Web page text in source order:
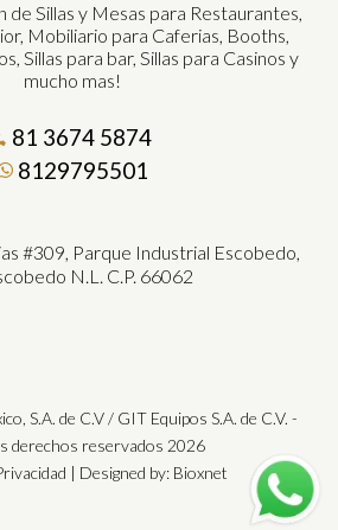
de Sillas y Mesas para Restaurantes,
Mobiliario para Caferias, Booths,
Sillas para bar, Sillas para Casinos y
mucho mas!
81 3674 5874
8129795501
#309, Parque Industrial Escobedo,
N.L. C.P. 66062
S.A. de C.V / GIT Equipos S.A. de C.V. -
derechos reservados 2026
| Designed by: Bioxnet